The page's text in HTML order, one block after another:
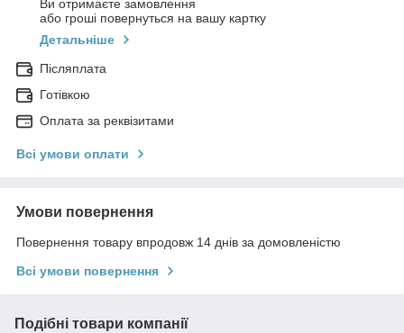
Ви отримаєте замовлення
або гроші повернуться на вашу картку
Детальніше
Післяплата
Готівкою
Оплата за реквізитами
Всі умови оплати
Умови повернення
Повернення товару впродовж 14 днів за домовленістю
Всі умови повернення
Подібні товари компанії